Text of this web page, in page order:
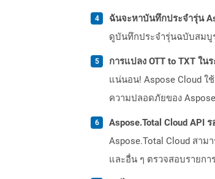
ฉันจะหาบันทึกประจำรุ่น
ดูบันทึกประจำรุ่นฉบับสม
การแปลง OTT to TXT ใ
แน่นอน! Aspose Cloud ใ
ความปลอดภัยของ
Aspose.Total Cloud API
Aspose.Total Cloud สาม
และอื่น ๆ ตรวจสอบรายก